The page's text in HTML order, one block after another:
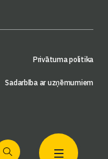
Privātuma politika
Sadarbība ar uzņēmumiem